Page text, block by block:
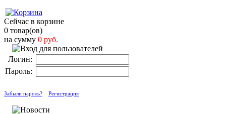
Сейчас в корзине
0 товар(ов)
на сумму 0 руб.
Логин:
Пароль:
Забыли пароль? Регистрация